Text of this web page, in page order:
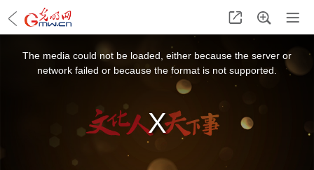
The media could not be loaded, either because the server or
network failed or because the format is not supported.